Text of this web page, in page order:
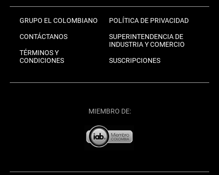
GRUPO EL COLOMBIANO
CONTÁCTANOS
TÉRMINOS Y
CONDICIONES
POLÍTICA DE PRIVACIDAD
SUPERINTENDENCIA DE
INDUSTRIA Y COMERCIO
SUSCRIPCIONES
MIEMBRO DE: